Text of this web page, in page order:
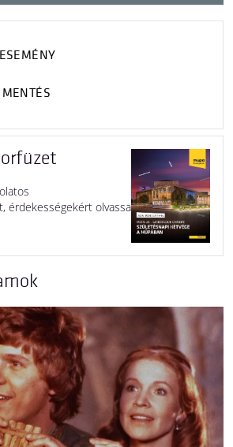
érdekességekért olvassa